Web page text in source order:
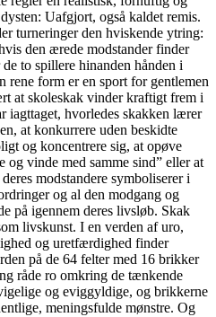
Uafgjort, også kaldet remis.
turneringer den hviskende ytring:
den ærede modstander finder
to spillere hinanden hånden i
rene form er en sport for gentlemen
at skoleskak vinder kraftigt frem i
iagttaget, hvorledes skakken lærer
at konkurrere uden beskidte
og koncentrere sig, at opøve
og vinde med samme sind” eller at
modstandere symboliserer i
og al den modgang og
på igennem deres livsløb. Skak
livskunst. I en verden af uro,
og uretfærdighed finder
på de 64 felter med 16 brikker
råde ro omkring de tænkende
og eviggyldige, og brikkerne
meningsfulde mønstre. Og